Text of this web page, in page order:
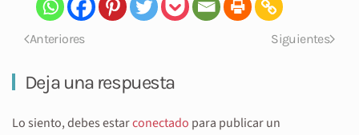
Anteriores Siguientes
Deja una respuesta
Lo siento, debes estarconectado para publicar un